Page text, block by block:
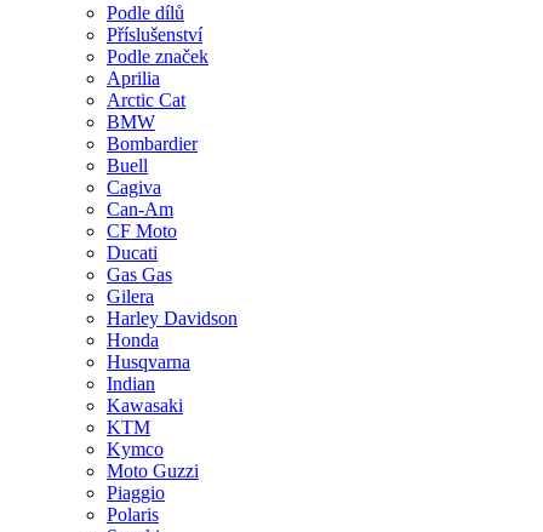
Podle dílů
Příslušenství
Podle značek
Aprilia
Arctic Cat
BMW
Bombardier
Buell
Cagiva
Can-Am
CF Moto
Ducati
Gas Gas
Gilera
Harley Davidson
Honda
Husqvarna
Indian
Kawasaki
KTM
Kymco
Moto Guzzi
Piaggio
Polaris